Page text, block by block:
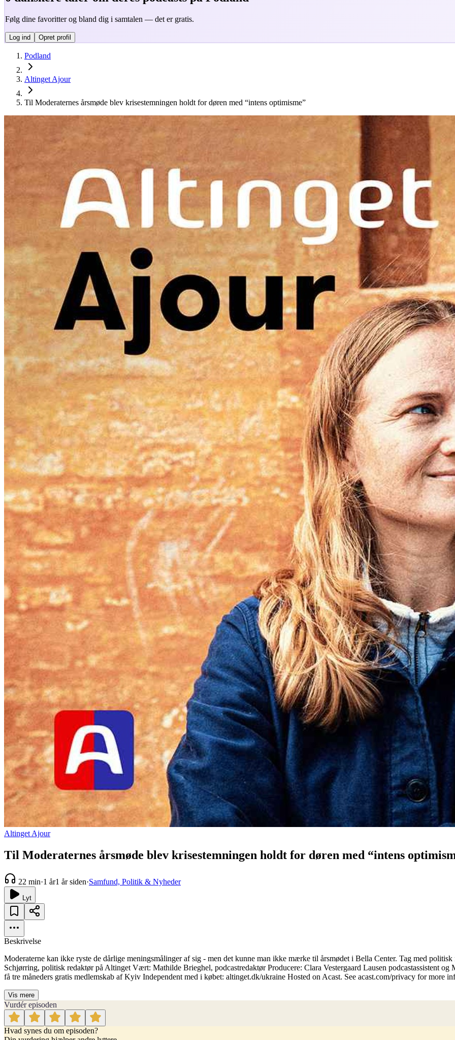
Følg dine favoritter og bland dig i samtalen — det er gratis.
Log ind Opret profil
Podland
Altinget Ajour
Til Moderaternes årsmøde blev krisestemningen holdt for døren med “intens optimisme”
Altinget Ajour
Til Moderaternes årsmøde blev krisestemningen holdt for døren med “intens
22 min·1 år1 år siden·Samfund, Politik & Nyheder
Lyt
Beskrivelse
Moderaterne kan ikke ryste de dårlige meningsmålinger af sig - men det kunne man ikke mærke til årsmødet i Bella Center. Tag med
Schjørring, politisk redaktør på Altinget Vært: Mathilde Brieghel, podcastredaktør Producere: Clara Vestergaard Lausen podcastassistent
få tre måneders gratis medlemskab af Kyiv Independent med i købet: altinget.dk/ukraine Hosted on Acast. See acast.com/privacy for more
Vis mere
Vurdér episoden
Hvad synes du om episoden?